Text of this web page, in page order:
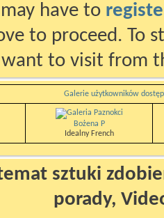
have to
to proceed. To
to visit from
Galerie użytkowników
Bożena P
Idealny French
sztuki
porady,